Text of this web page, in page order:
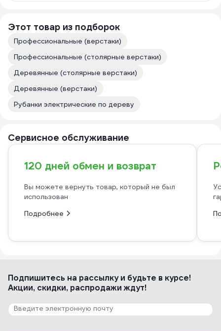
Этот товар из подборок
Профессиональные (верстаки)
Профессиональные (столярные верстаки)
Деревянные (столярные верстаки)
Деревянные (верстаки)
Рубанки электрические по дереву
Сервисное обслуживание
120 дней обмен и возврат
Вы можете вернуть товар, который не был
использован
Подробнее
Подпишитесь на рассылкуи будьте в курсе!
Акции, скидки, распродажи ждут!